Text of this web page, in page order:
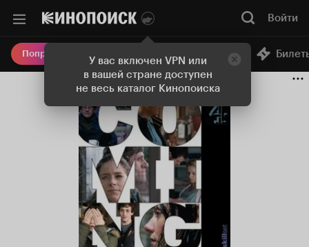
У вас включен VPN или
в вашей стране доступен
не весь каталог Кинопоиска
Войти
Попробовать Плюс Онлайн-кинотеатр